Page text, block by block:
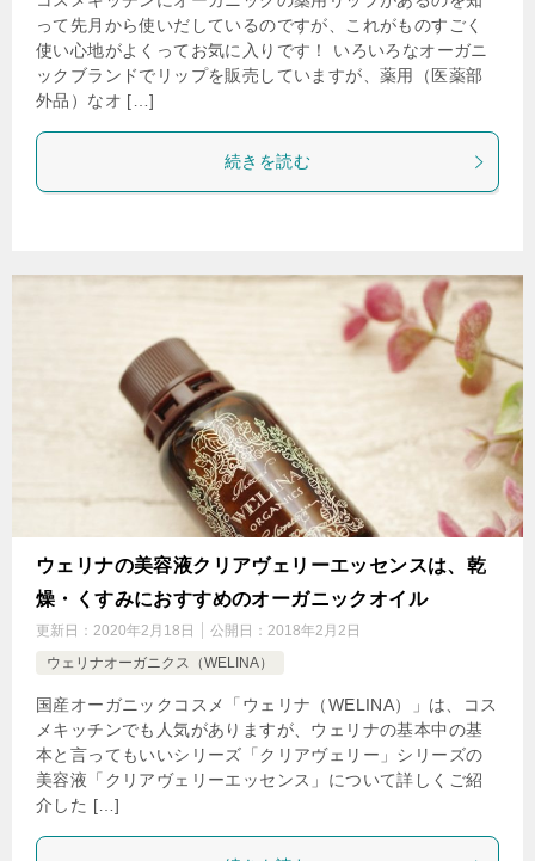
って先月から使いだしているのですが、これがものすごく
使い心地がよくってお気に入りです！ いろいろなオーガニ
ックブランドでリップを販売していますが、薬用（医薬部
外品）なオ […]
続きを読む
ウェリナの美容液クリアヴェリーエッセンスは、乾
燥・くすみにおすすめのオーガニックオイル
更新日： 2020年2月18日 公開日： 2018年2月2日
ウェリナオーガニクス（WELINA）
国産オーガニックコスメ「ウェリナ（WELINA）」は、コス
メキッチンでも人気がありますが、ウェリナの基本中の基
本と言ってもいいシリーズ「クリアヴェリー」シリーズの
美容液「クリアヴェリーエッセンス」について詳しくご紹
介した […]